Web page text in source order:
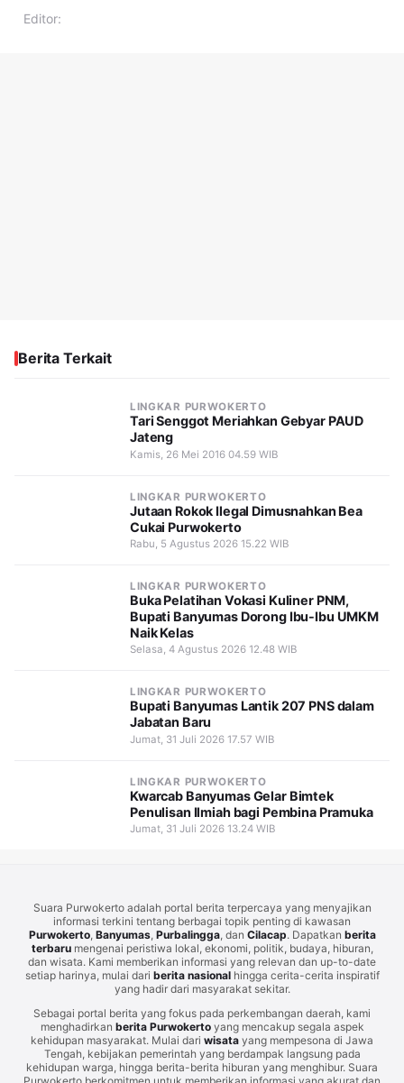
Editor:
Berita Terkait
LINGKAR PURWOKERTO
Tari Senggot Meriahkan Gebyar PAUD
Jateng
Kamis, 26 Mei 2016 04.59 WIB
LINGKAR PURWOKERTO
Jutaan Rokok Ilegal Dimusnahkan Bea
Cukai Purwokerto
Rabu, 5 Agustus 2026 15.22 WIB
LINGKAR PURWOKERTO
Buka Pelatihan Vokasi Kuliner PNM,
Bupati Banyumas Dorong Ibu-Ibu UMKM
Naik Kelas
Selasa, 4 Agustus 2026 12.48 WIB
LINGKAR PURWOKERTO
Bupati Banyumas Lantik 207 PNS dalam
Jabatan Baru
Jumat, 31 Juli 2026 17.57 WIB
LINGKAR PURWOKERTO
Kwarcab Banyumas Gelar Bimtek
Penulisan Ilmiah bagi Pembina Pramuka
Jumat, 31 Juli 2026 13.24 WIB
Suara Purwokerto adalah portal berita terpercaya yang menyajikan
informasi terkini tentang berbagai topik penting di kawasan
Purwokerto, Banyumas, Purbalingga, dan Cilacap. Dapatkan berita
terbarumengenai peristiwa lokal, ekonomi, politik, budaya, hiburan,
dan wisata. Kami memberikan informasi yang relevan dan up-to-date
setiap harinya, mulai dari berita nasionalhingga cerita-cerita inspiratif
yang hadir dari masyarakat sekitar.
Sebagai portal berita yang fokus pada perkembangan daerah, kami
menghadirkan berita Purwokertoyang mencakup segala aspek
kehidupan masyarakat. Mulai dari wisata yang mempesona di Jawa
Tengah, kebijakan pemerintah yang berdampak langsung pada
kehidupan warga, hingga berita-berita hiburan yang menghibur. Suara